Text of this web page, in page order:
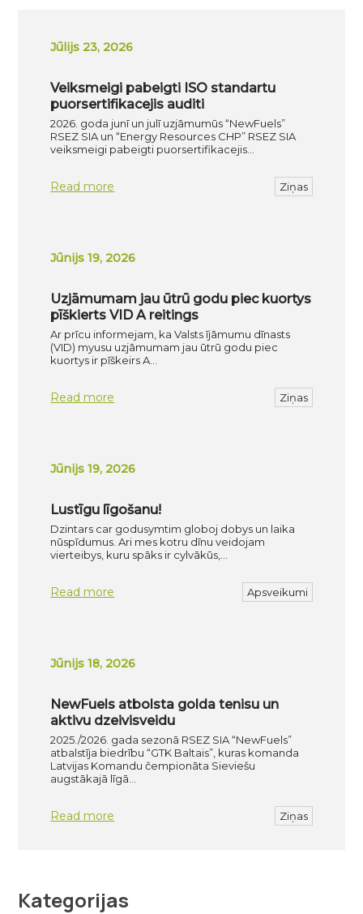
Jūlijs 23, 2026
Veiksmeigi pabeigti ISO standartu
puorsertifikacejis auditi
2026. goda junī un julī uzjāmumūs “NewFuels”
RSEZ SIA un “Energy Resources CHP” RSEZ SIA
veiksmeigi pabeigti puorsertifikacejis…
Read more Ziņas
Jūnijs 19, 2026
Uzjāmumam jau ūtrū godu piec kuortys
pīškierts VID A reitings
Ar prīcu informejam, ka Valsts ījāmumu dīnasts
(VID) myusu uzjāmumam jau ūtrū godu piec
kuortys ir pīškeirs A…
Read more Ziņas
Jūnijs 19, 2026
Lustīgu līgošanu!
Dzintars car godusymtim globoj dobys un laika
nūspīdumus. Ari mes kotru dīnu veidojam
vierteibys, kuru spāks ir cylvākūs,…
Read more Apsveikumi
Jūnijs 18, 2026
NewFuels atbolsta golda tenisu un
aktivu dzeivisveidu
2025./2026. gada sezonā RSEZ SIA “NewFuels”
atbalstīja biedrību “GTK Baltais”, kuras komanda
Latvijas Komandu čempionāta Sieviešu
augstākajā līgā…
Read more Ziņas
Kategorijas